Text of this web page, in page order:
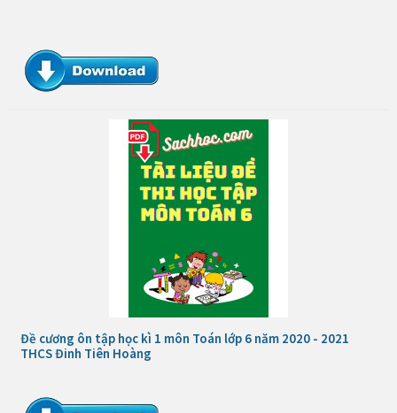
Đề cương ôn tập học kì 1 môn Toán lớp 6 năm 2020 - 2021
THCS Đinh Tiên Hoàng